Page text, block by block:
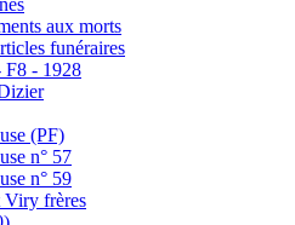
aux morts
funéraires
F8 - 1928
(PF)
n° 57
n° 59
frères